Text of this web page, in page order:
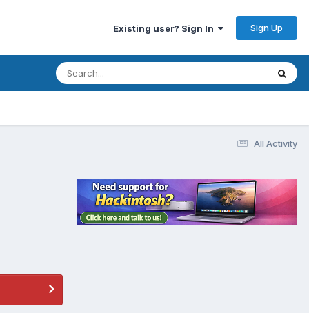
Existing user? Sign In Sign Up
All Activity